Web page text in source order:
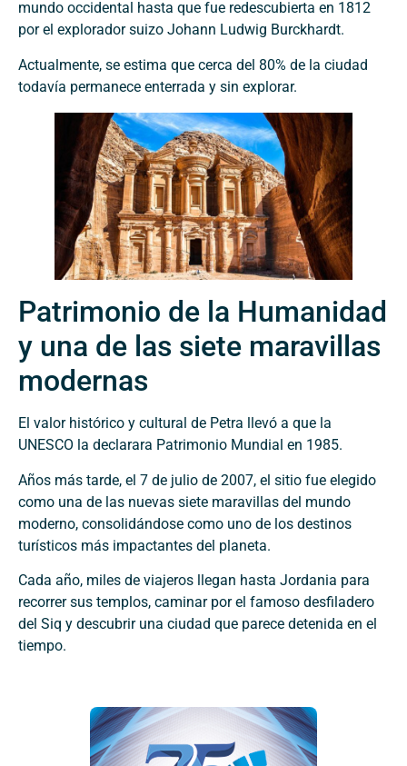
mundo occidental hasta que fue redescubierta en 1812
por el explorador suizo Johann Ludwig Burckhardt.
Actualmente, se estima que cerca del 80% de la ciudad
todavía permanece enterrada y sin explorar.
Patrimonio de la Humanidad
y una de las siete maravillas
modernas
El valor histórico y cultural de Petra llevó a que la
UNESCO la declarara Patrimonio Mundial en 1985.
Años más tarde, el 7 de julio de 2007, el sitio fue elegido
como una de las nuevas siete maravillas del mundo
moderno, consolidándose como uno de los destinos
turísticos más impactantes del planeta.
Cada año, miles de viajeros llegan hasta Jordania para
recorrer sus templos, caminar por el famoso desfiladero
del Siq y descubrir una ciudad que parece detenida en el
tiempo.